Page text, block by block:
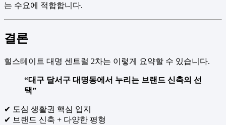
는 수요에 적합합니다.
결론
힐스테이트 대명 센트럴 2차는 이렇게 요약할 수 있습니다.
“대구 달서구 대명동에서 누리는 브랜드 신축의 선
택”
✔ 도심 생활권 핵심 입지
✔ 브랜드 신축 + 다양한 평형